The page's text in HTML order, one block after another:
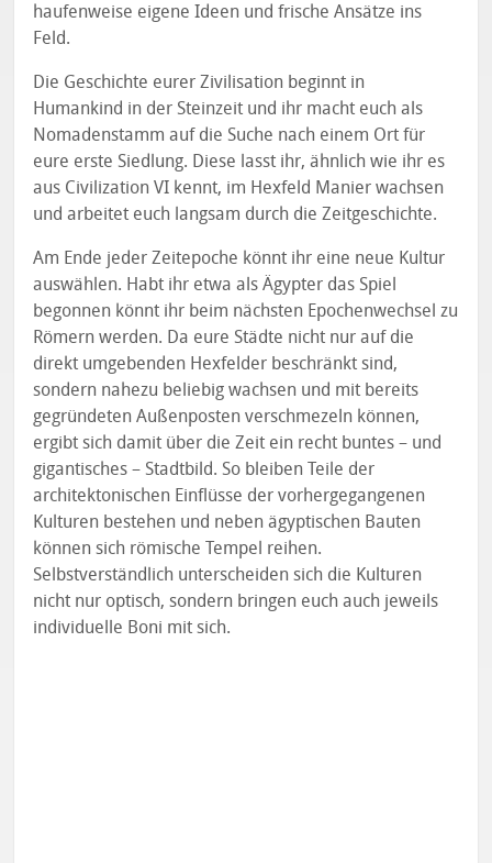
haufenweise eigene Ideen und frische Ansätze ins
Feld.
Die Geschichte eurer Zivilisation beginnt in
Humankind in der Steinzeit und ihr macht euch als
Nomadenstamm auf die Suche nach einem Ort für
eure erste Siedlung. Diese lasst ihr, ähnlich wie ihr es
aus Civilization VI kennt, im Hexfeld Manier wachsen
und arbeitet euch langsam durch die Zeitgeschichte.
Am Ende jeder Zeitepoche könnt ihr eine neue Kultur
auswählen. Habt ihr etwa als Ägypter das Spiel
begonnen könnt ihr beim nächsten Epochenwechsel zu
Römern werden. Da eure Städte nicht nur auf die
direkt umgebenden Hexfelder beschränkt sind,
sondern nahezu beliebig wachsen und mit bereits
gegründeten Außenposten verschmezeln können,
ergibt sich damit über die Zeit ein recht buntes – und
gigantisches – Stadtbild. So bleiben Teile der
architektonischen Einflüsse der vorhergegangenen
Kulturen bestehen und neben ägyptischen Bauten
können sich römische Tempel reihen.
Selbstverständlich unterscheiden sich die Kulturen
nicht nur optisch, sondern bringen euch auch jeweils
individuelle Boni mit sich.